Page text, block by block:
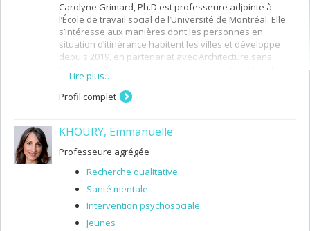
Carolyne Grimard, Ph.D est professeure adjointe à
l’École de travail social de l’Université de Montréal. Elle
s’intéresse aux manières dont les personnes en
situation d’itinérance habitent les villes et développe
depuis 2019, en partenariat avec Architecture sans
afin d’examiner le rôle des pratiques d’aménagement et
du travail social dans le soutien du bien-être des
personnes en situation d’itinérance. La mobilisation et
pratiques d’aménagement de l’espace et des pratiques
processus d’inclusion et d’exclusion sociale des
personnes en situation d’itinérance.
Lire plus…
Profil complet
KHOURY, Emmanuelle
Professeure agrégée
Recherche qualitative
Santé mentale
Intervention psychosociale
Jeunes